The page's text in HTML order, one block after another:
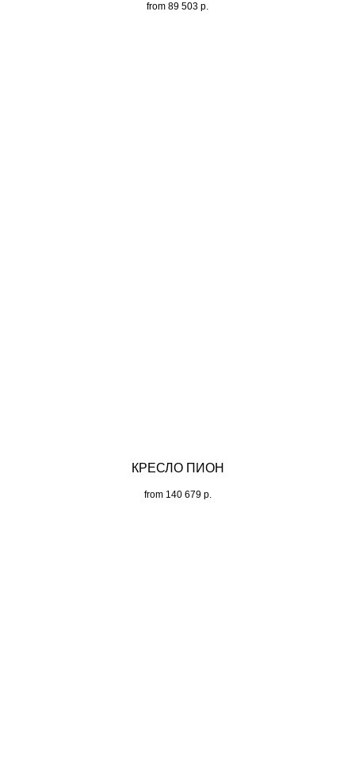
from 89 503 р.
КРЕСЛО ПИОН
from 140 679 р.